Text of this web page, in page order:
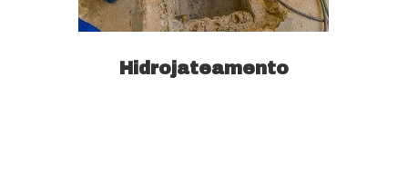
Hidrojateamento